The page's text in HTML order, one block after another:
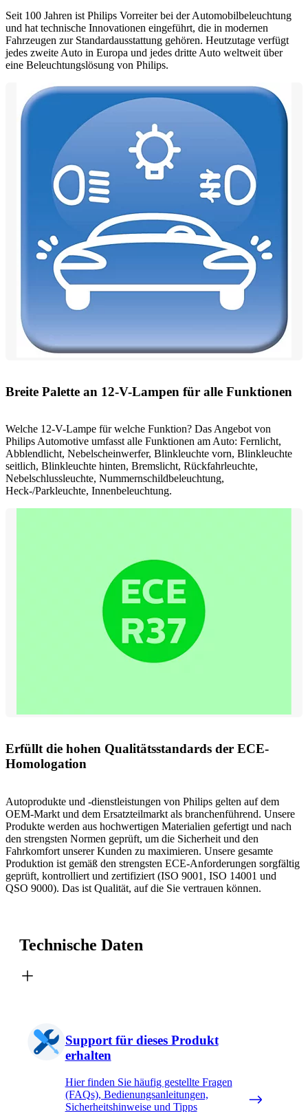
Seit 100 Jahren ist Philips Vorreiter bei der Automobilbeleuchtung
und hat technische Innovationen eingeführt, die in modernen
Fahrzeugen zur Standardausstattung gehören. Heutzutage verfügt
jedes zweite Auto in Europa und jedes dritte Auto weltweit über
eine Beleuchtungslösung von Philips.
Breite Palette an 12-V-Lampen für alle Funktionen
Welche 12-V-Lampe für welche Funktion? Das Angebot von
Philips Automotive umfasst alle Funktionen am Auto: Fernlicht,
Abblendlicht, Nebelscheinwerfer, Blinkleuchte vorn, Blinkleuchte
seitlich, Blinkleuchte hinten, Bremslicht, Rückfahrleuchte,
Nebelschlussleuchte, Nummernschildbeleuchtung,
Heck-/Parkleuchte, Innenbeleuchtung.
Erfüllt die hohen Qualitätsstandards der ECE-
Homologation
Autoprodukte und -dienstleistungen von Philips gelten auf dem
OEM-Markt und dem Ersatzteilmarkt als branchenführend. Unsere
Produkte werden aus hochwertigen Materialien gefertigt und nach
den strengsten Normen geprüft, um die Sicherheit und den
Fahrkomfort unserer Kunden zu maximieren. Unsere gesamte
Produktion ist gemäß den strengsten ECE-Anforderungen sorgfältig
geprüft, kontrolliert und zertifiziert (ISO 9001, ISO 14001 und
QSO 9000). Das ist Qualität, auf die Sie vertrauen können.
Technische Daten
Support für dieses Produkt
erhalten
Hier finden Sie häufig gestellte Fragen
(FAQs), Bedienungsanleitungen,
Sicherheitshinweise und Tipps